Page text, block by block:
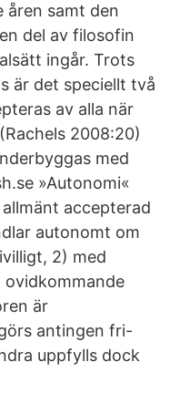
åren samt den
del av filosofin
ingår. Trots
är det speciellt två
av alla när
2008:20)
med
»Autonomi«
accepterad
autonomt om
2) med
är
antingen fri-
uppfylls dock